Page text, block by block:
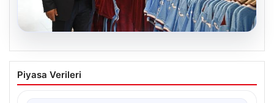
06.08.2026
Ahmet Metin Genç’in forma
kampanyasıyla ilgili belediyeden
Piyasa Verileri